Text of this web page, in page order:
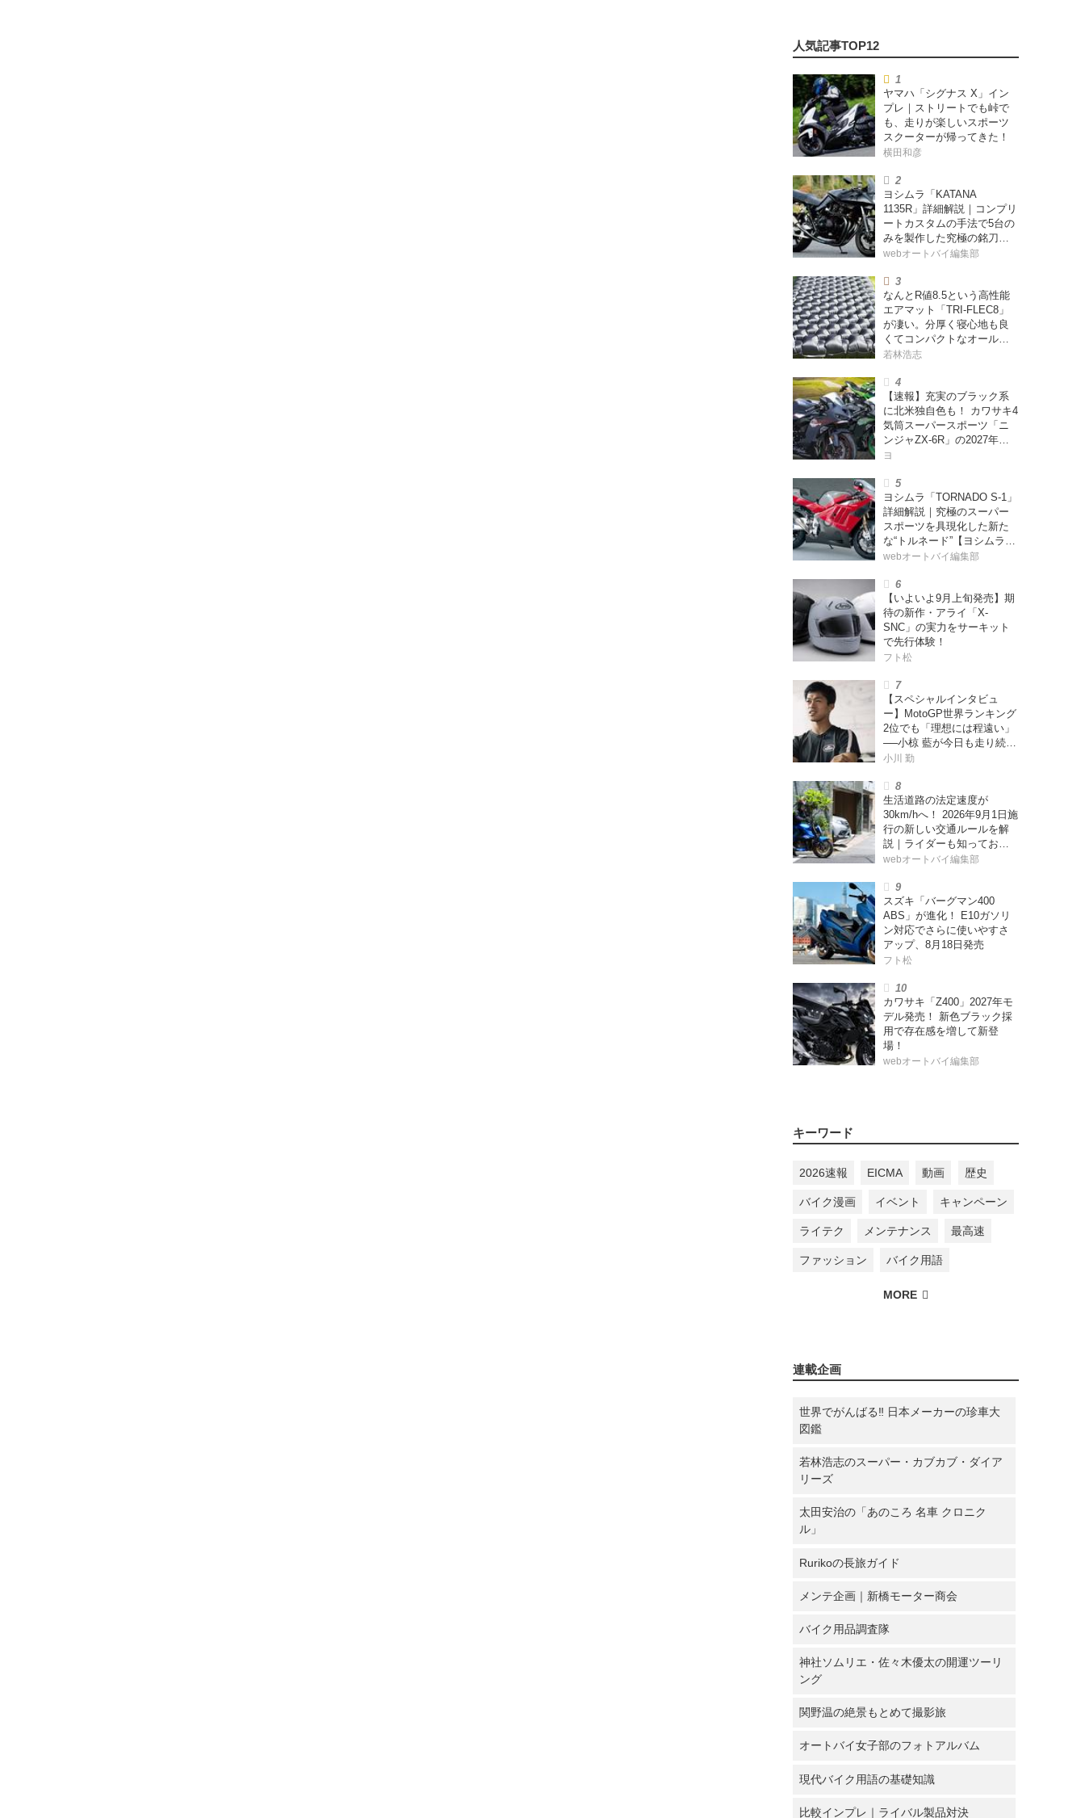
ヤマハ「シグナス X」イン
プレ｜ストリートでも峠で
も、走りが楽しいスポーツ
スクーターが帰ってきた！
横田和彦
ヨシムラ「KATANA
1135R」詳細解説｜コンプリ
ートカスタムの手法で5台の
みを製作した究極の銘刀
【ヨシムラ伝】
webオートバイ編集部
なんとR値8.5という高性能
エアマット「TRI-FLEC8」
が凄い。分厚く寝心地も良
くてコンパクトなオールシ
ーズン対応マットを試して
ー・カブカブ・ダイアリー
ズ Vol.385〉
若林浩志
【速報】充実のブラック系
に北米独自色も！ カワサキ4
気筒スーパースポーツ「ニ
ンジャZX-6R」の2027年モ
デルを発表、2気筒ニンジャ
ヨ
ヨシムラ「TORNADO S-1」
詳細解説｜究極のスーパー
スポーツを具現化した新た
な“トルネード”【ヨシムラ
伝】
webオートバイ編集部
【いよいよ9月上旬発売】期
待の新作・アライ「X-
SNC」の実力をサーキット
で先行体験！
フト松
【スペシャルインタビュ
ー】MotoGP世界ランキング
2位でも「理想には程遠い」
──小椋 藍が今日も走り続け
る理由
小川 勤
生活道路の法定速度が
30km/hへ！ 2026年9月1日施
行の新しい交通ルールを解
説｜ライダーも知っておく
べきポイントをチェック！
webオートバイ編集部
スズキ「バーグマン400
ABS」が進化！ E10ガソリ
ン対応でさらに使いやすさ
アップ、8月18日発売
フト松
カワサキ「Z400」2027年モ
デル発売！ 新色ブラック採
用で存在感を増して新登
場！
webオートバイ編集部
キーワード
2026速報 EICMA 動画 歴史
バイク漫画 イベント キャンペーン
ライテク メンテナンス 最高速
ファッション バイク用語
連載企画
世界でがんばる‼ 日本メーカーの珍車大
図鑑
若林浩志のスーパー・カブカブ・ダイア
リーズ
太田安治の「あのころ 名車 クロニク
ル」
Rurikoの長旅ガイド
メンテ企画｜新橋モーター商会
バイク用品調査隊
神社ソムリエ・佐々木優太の開運ツーリ
ング
関野温の絶景もとめて撮影旅
オートバイ女子部のフォトアルバム
現代バイク用語の基礎知識
比較インプレ｜ライバル製品対決